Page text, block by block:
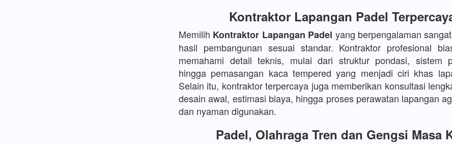
Kontraktor Lapangan Padel
Memilih Kontraktor Lapangan Padel yang berpengalaman
hasil pembangunan sesuai standar. Kontraktor profesional
memahami detail teknis, mulai dari struktur pondasi, sistem
hingga pemasangan kaca tempered yang menjadi ciri khas
Selain itu, kontraktor terpercaya juga memberikan konsultasi
desain awal, estimasi biaya, hingga proses perawatan lapangan
dan nyaman digunakan.
Padel, Olahraga Tren dan Gengsi Masa